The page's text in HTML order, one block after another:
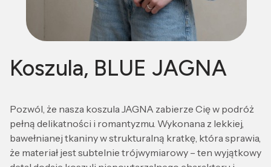
Koszula, BLUE JAGNA
Pozwól, że nasza koszula JAGNA zabierze Cię w podróż
pełną delikatności i romantyzmu. Wykonana z lekkiej,
bawełnianej tkaniny w strukturalną kratkę, która sprawia,
że materiał jest subtelnie trójwymiarowy – ten wyjątkowy